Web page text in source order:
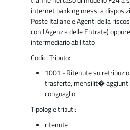
internet banking messi a
Poste Italiane e Agenti della
con l'Agenzia delle Entrate)
intermediario abilitato
Codici Tributo:
1001 - Ritenute su
trasferte, mensilit�
conguaglio
Tipologie tributi:
ritenute